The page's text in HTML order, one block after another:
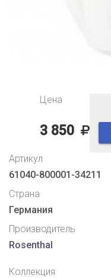
Цена
3 850
Артикул
61040-800001-34211
Страна
Германия
Производитель
Rosenthal
Коллекция